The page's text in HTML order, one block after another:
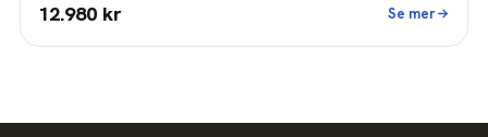
12.980 kr Se mer